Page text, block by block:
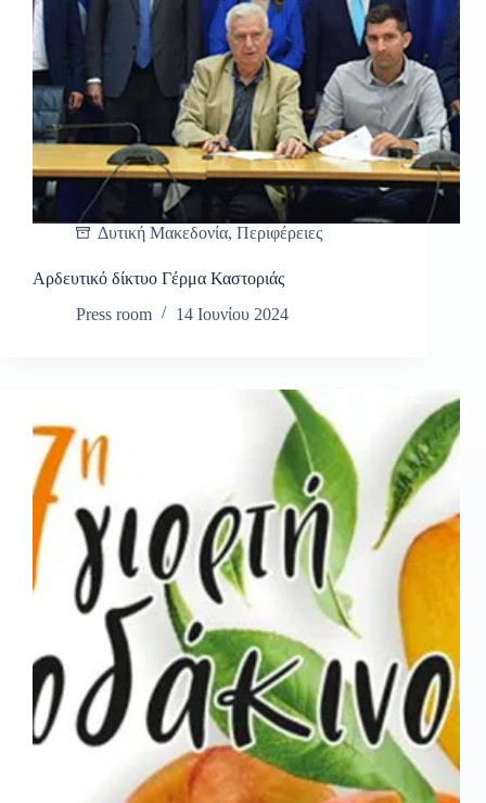
Δυτική Μακεδονία, Περιφέρειες
Αρδευτικό δίκτυο Γέρμα Καστοριάς
Press room
14 Ιουνίου 2024